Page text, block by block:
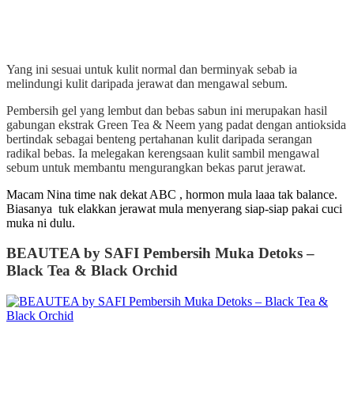
Yang ini sesuai untuk kulit normal dan berminyak sebab ia
melindungi kulit daripada jerawat dan mengawal sebum.
Pembersih gel yang lembut dan bebas sabun ini merupakan hasil
gabungan ekstrak Green Tea & Neem yang padat dengan antioksida
bertindak sebagai benteng pertahanan kulit daripada serangan
radikal bebas. Ia melegakan kerengsaan kulit sambil mengawal
sebum untuk membantu mengurangkan bekas parut jerawat.
Macam Nina time nak dekat ABC , hormon mula laaa tak balance.
Biasanya tuk elakkan jerawat mula menyerang siap-siap pakai cuci
muka ni dulu.
BEAUTEA by SAFI Pembersih Muka Detoks –
Black Tea & Black Orchid